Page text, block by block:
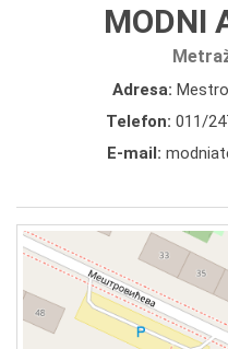
MODNI
Adresa:
Telefon: 011/
E-mail: